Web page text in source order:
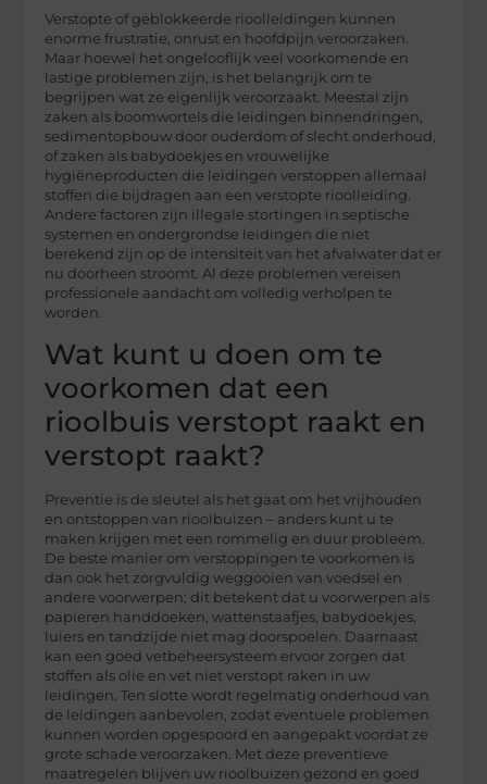
Verstopte of geblokkeerde rioolleidingen kunnen
enorme frustratie, onrust en hoofdpijn veroorzaken.
Maar hoewel het ongelooflijk veel voorkomende en
lastige problemen zijn, is het belangrijk om te
begrijpen wat ze eigenlijk veroorzaakt. Meestal zijn
zaken als boomwortels die leidingen binnendringen,
sedimentopbouw door ouderdom of slecht onderhoud,
of zaken als babydoekjes en vrouwelijke
hygiëneproducten die leidingen verstoppen allemaal
stoffen die bijdragen aan een verstopte rioolleiding.
Andere factoren zijn illegale stortingen in septische
systemen en ondergrondse leidingen die niet
berekend zijn op de intensiteit van het afvalwater dat er
nu doorheen stroomt. Al deze problemen vereisen
professionele aandacht om volledig verholpen te
worden.
Wat kunt u doen om te
voorkomen dat een
rioolbuis verstopt raakt en
verstopt raakt?
Preventie is de sleutel als het gaat om het vrijhouden
en ontstoppen van rioolbuizen – anders kunt u te
maken krijgen met een rommelig en duur probleem.
De beste manier om verstoppingen te voorkomen is
dan ook het zorgvuldig weggooien van voedsel en
andere voorwerpen; dit betekent dat u voorwerpen als
papieren handdoeken, wattenstaafjes, babydoekjes,
luiers en tandzijde niet mag doorspoelen. Daarnaast
kan een goed vetbeheersysteem ervoor zorgen dat
stoffen als olie en vet niet verstopt raken in uw
leidingen. Ten slotte wordt regelmatig onderhoud van
de leidingen aanbevolen, zodat eventuele problemen
kunnen worden opgespoord en aangepakt voordat ze
grote schade veroorzaken. Met deze preventieve
maatregelen blijven uw rioolbuizen gezond en goed